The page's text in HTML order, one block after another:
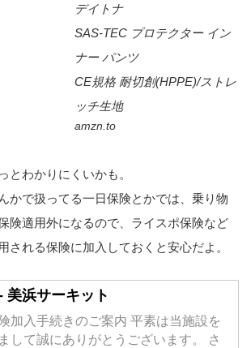
デイトナ
SAS-TEC プロテクター イン
ナー パンツ
CE規格 耐切創(HPPE)/ストレ
ッチ生地
amzn.to
とわかりにくいかも。
かで扱ってる一日保険とかでは、乗り物
険適用外になるので、ライスポ保険など
される保険に加入しておくと安心だよ。
美浜サーキット
加入手続きのご案内 平素は当施設を
して誠にありがとうございます。 さ